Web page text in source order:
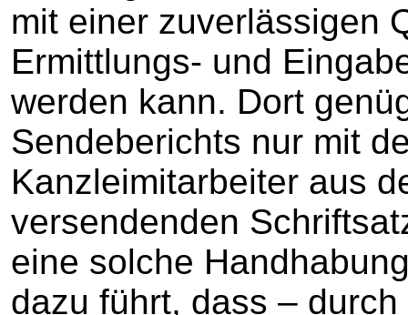
mit einer zuverlässigen
Ermittlungs- und
werden kann. Dort
Sendeberichts nur mit
Kanzleimitarbeiter aus
versendenden
eine solche
dazu führt, dass –